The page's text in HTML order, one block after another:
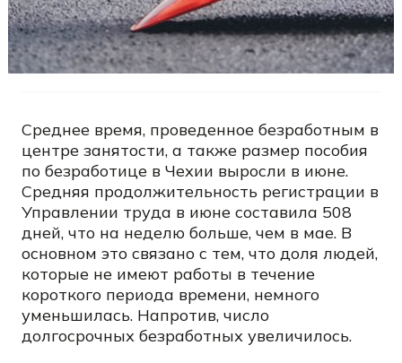
Среднее время, проведенное безработным в
центре занятости, а также размер пособия
по безработице в Чехии выросли в июне.
Средняя продолжительность регистрации в
Управлении труда в июне составила 508
дней, что на неделю больше, чем в мае. В
основном это связано с тем, что доля людей,
которые не имеют работы в течение
короткого периода времени, немного
уменьшилась. Напротив, число
долгосрочных безработных увеличилось.